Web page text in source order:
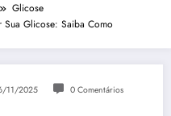
Glicose
Glicose: Saiba Como
11/2025 0 Comentários